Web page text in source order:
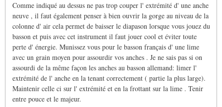
Comme indiqué au dessus ne pas trop couper l' extrémité d' une anche
neuve , il faut également penser à bien ouvrir la gorge au niveau de la
colonne d' air cela permet de baisser le diapason lorsque vous jouez du
basson et puis avec cet instrument il faut jouer cool et éviter toute
perte d' énergie. Munissez vous pour le basson français d' une lime
avec un grain moyen pour assourdir vos anches . Je ne sais pas si on
assourdi de la même façon les anches au basson allemand: limer l'
extrémité de l' anche en la tenant correctement ( partie la plus large).
Maintenir celle ci sur l' extrémité et en la frottant sur la lime . Tenir
entre pouce et le majeur.